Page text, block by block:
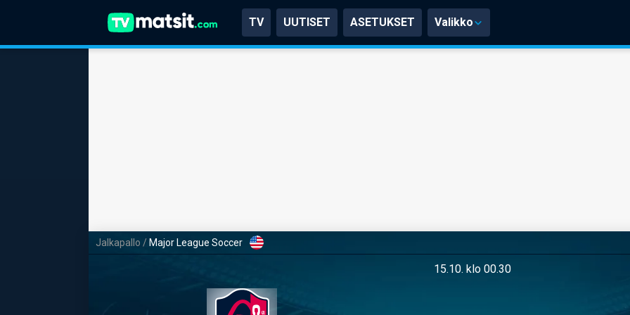
TV UUTISET ASETUKSET Valikko
Jalkapallo / Major League Soccer
15.10. klo 00.30